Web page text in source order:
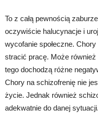
To z całą pewnością
oczywiście halucynacje i
wycofanie społeczne.
stracić pracę. Może
tego dochodzą różne
Chory na schizofrenię nie
życie. Jednak również
adekwatnie do danej